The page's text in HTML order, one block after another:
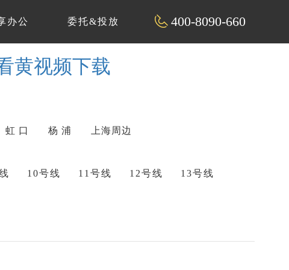
黄视频下载
400-8090-660
办公 委托&投放
虹 口 杨 浦 上海周边
10号线 11号线 12号线 13号线